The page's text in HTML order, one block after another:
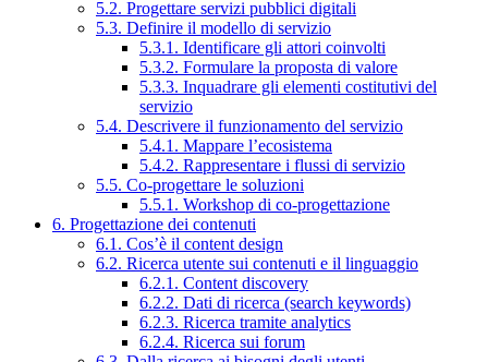
5.2. Progettare servizi pubblici digitali
5.3. Definire il modello di servizio
5.3.1. Identificare gli attori coinvolti
5.3.2. Formulare la proposta di valore
5.3.3. Inquadrare gli elementi costitutivi del
servizio
5.4. Descrivere il funzionamento del servizio
5.4.1. Mappare l’ecosistema
5.4.2. Rappresentare i flussi di servizio
5.5. Co-progettare le soluzioni
5.5.1. Workshop di co-progettazione
6. Progettazione dei contenuti
6.1. Cos’è il content design
6.2. Ricerca utente sui contenuti e il linguaggio
6.2.1. Content discovery
6.2.2. Dati di ricerca (search keywords)
6.2.3. Ricerca tramite analytics
6.2.4. Ricerca sui forum